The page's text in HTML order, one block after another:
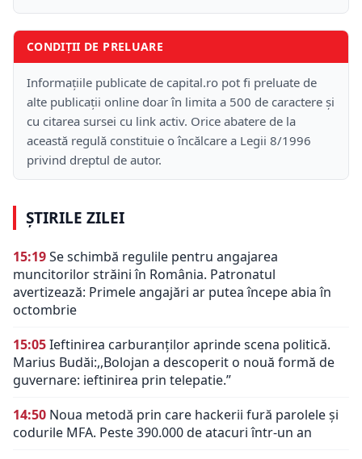
CONDIȚII DE PRELUARE
Informațiile publicate de capital.ro pot fi preluate de
alte publicații online doar în limita a 500 de caractere și
cu citarea sursei cu link activ. Orice abatere de la
această regulă constituie o încălcare a Legii 8/1996
privind dreptul de autor.
ȘTIRILE ZILEI
15:19Se schimbă regulile pentru angajarea
muncitorilor străini în România. Patronatul
avertizează: Primele angajări ar putea începe abia în
octombrie
15:05Ieftinirea carburanților aprinde scena politică.
Marius Budăi:,,Bolojan a descoperit o nouă formă de
guvernare: ieftinirea prin telepatie.”
14:50 Noua metodă prin care hackerii fură parolele și
codurile MFA. Peste 390.000 de atacuri într-un an